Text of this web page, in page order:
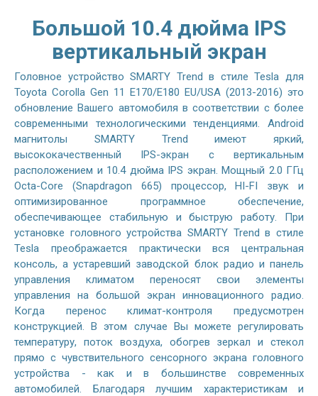
Большой 10.4 дюйма IPS
вертикальный экран
Головное устройство SMARTY Trend в стиле Tesla для
Toyota Corolla Gen 11 E170/E180 EU/USA (2013-2016) это
обновление Вашего автомобиля в соответствии с более
современными технологическими тенденциями. Android
магнитолы SMARTY Trend имеют яркий,
высококачественный IPS-экран с вертикальным
расположением и 10.4 дюйма IPS экран. Мощный 2.0 ГГц
Octa-Core (Snapdragon 665) процессор, HI-FI звук и
оптимизированное программное обеспечение,
обеспечивающее стабильную и быструю работу. При
установке головного устройства SMARTY Trend в стиле
Tesla преображается практически вся центральная
консоль, а устаревший заводской блок радио и панель
управления климатом переносят свои элементы
управления на большой экран инновационного радио.
Когда перенос климат-контроля предусмотрен
конструкцией. В этом случае Вы можете регулировать
температуру, поток воздуха, обогрев зеркал и стекол
прямо с чувствительного сенсорного экрана головного
устройства - как и в большинстве современных
автомобилей. Благодаря лучшим характеристикам и